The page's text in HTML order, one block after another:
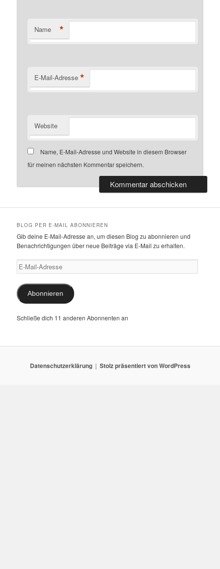
Name *
E-Mail-Adresse *
Website
Name, E-Mail-Adresse und Website in diesem Browser
für meinen nächsten Kommentar speichern.
BLOG PER E-MAIL ABONNIEREN
Gib deine E-Mail-Adresse an, um diesen Blog zu abonnieren und
Benachrichtigungen über neue Beiträge via E-Mail zu erhalten.
E-
Mail-
Adresse
Abonnieren
Schließe dich 11 anderen Abonnenten an
Datenschutzerklärung Stolz präsentiert von WordPress